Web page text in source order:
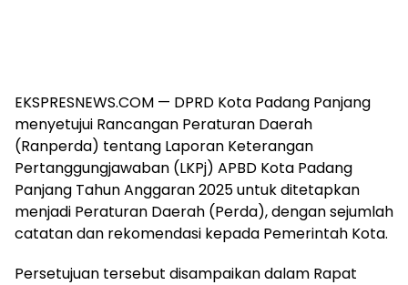
EKSPRESNEWS.COM — DPRD Kota Padang Panjang
menyetujui Rancangan Peraturan Daerah
(Ranperda) tentang Laporan Keterangan
Pertanggungjawaban (LKPj) APBD Kota Padang
Panjang Tahun Anggaran 2025 untuk ditetapkan
menjadi Peraturan Daerah (Perda), dengan sejumlah
catatan dan rekomendasi kepada Pemerintah Kota.
Persetujuan tersebut disampaikan dalam Rapat